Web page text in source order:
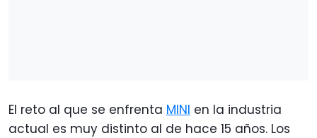
El reto al que se enfrenta MINI en la industria
actual es muy distinto al de hace 15 años. Los